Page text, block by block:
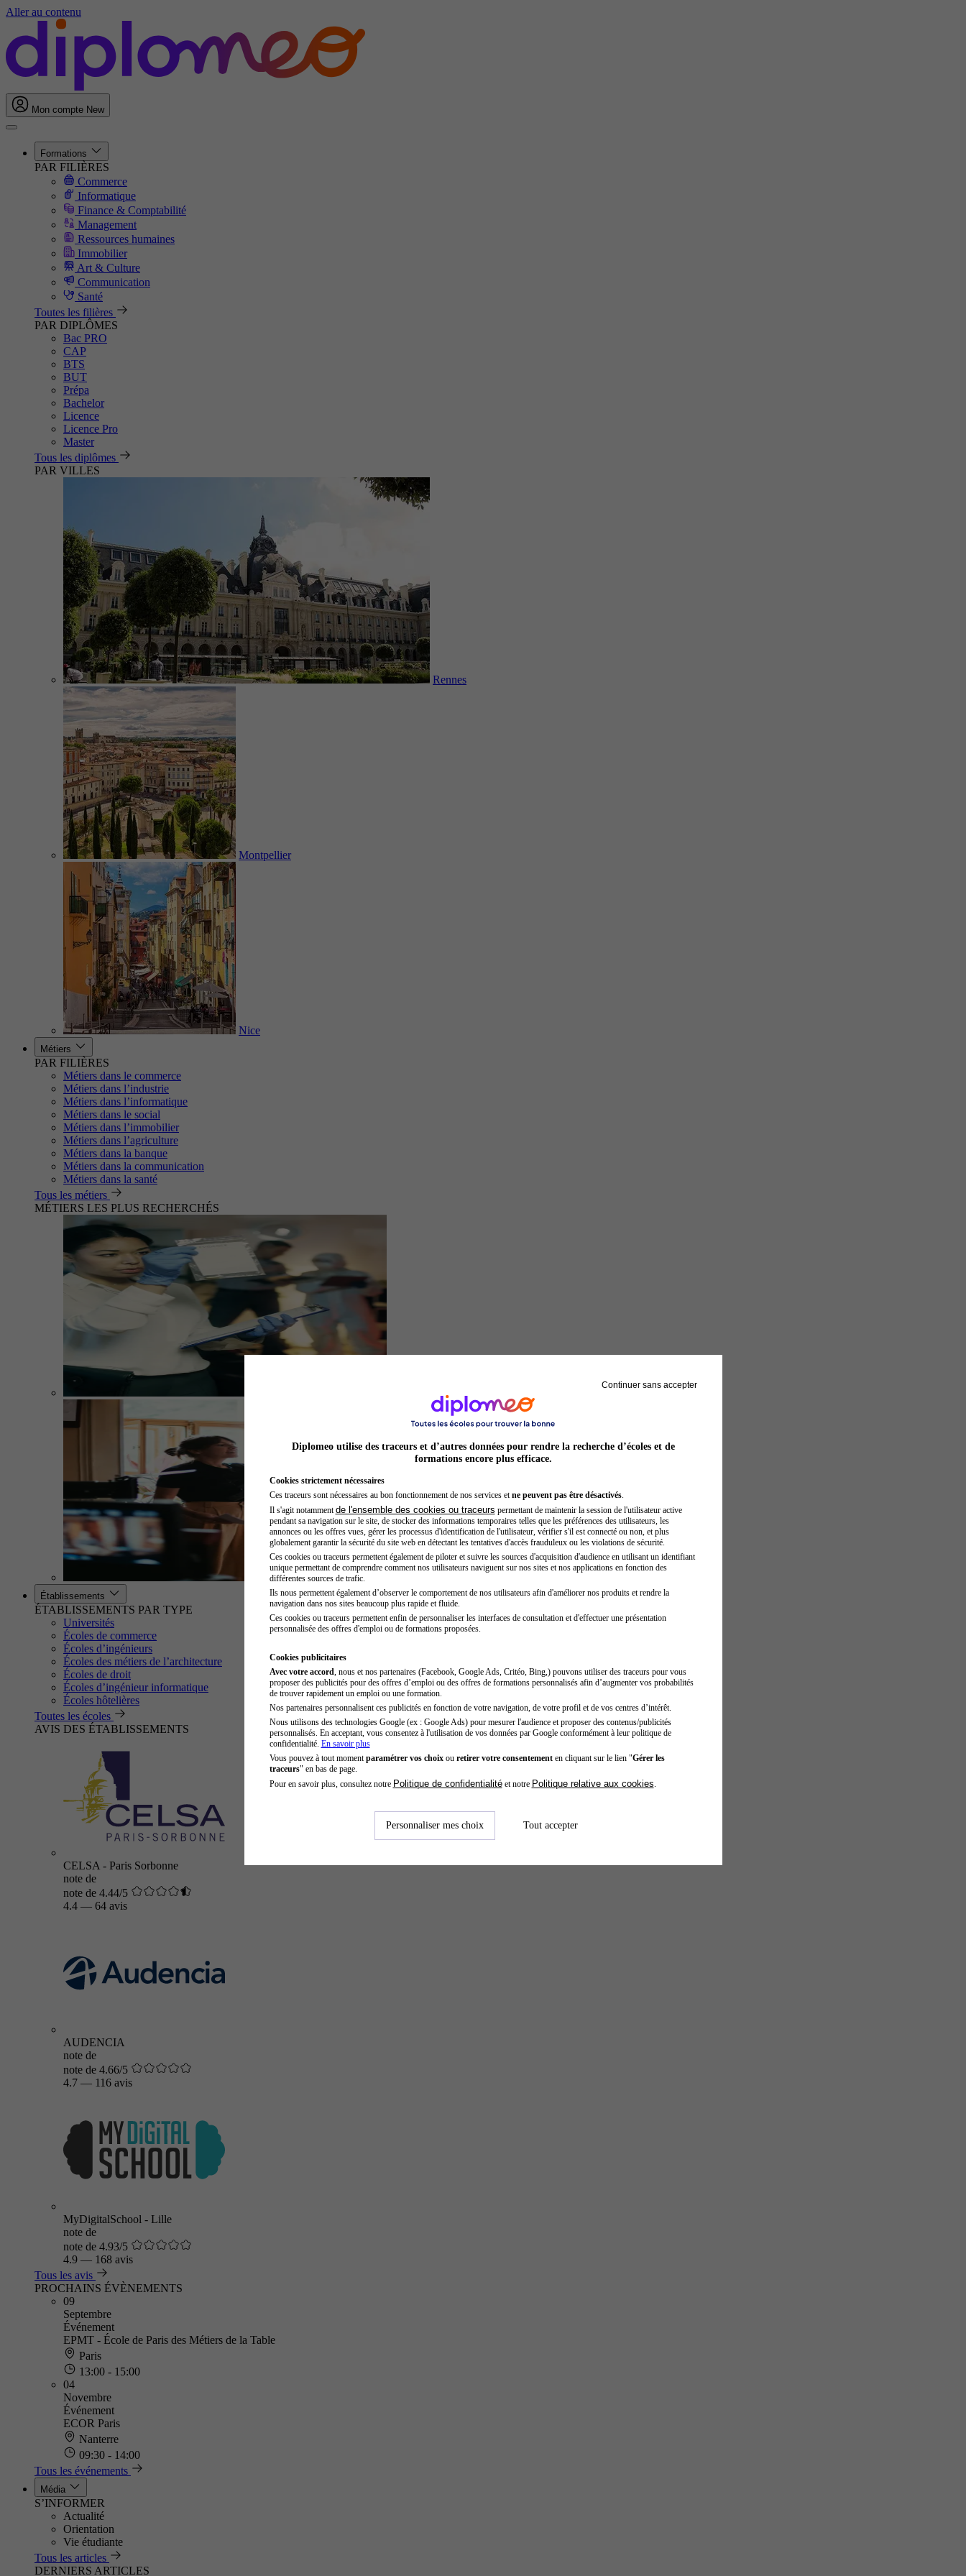
Aller au contenu
Mon compte New
Formations
PAR FILIÈRES
Commerce
Informatique
Finance & Comptabilité
Management
Ressources humaines
Immobilier
Art & Culture
Communication
Santé
Toutes les filières
PAR DIPLÔMES
Bac PRO
CAP
BTS
BUT
Prépa
Bachelor
Licence
Licence Pro
Master
Tous les diplômes
PAR VILLES
Rennes
Montpellier
Nice
Métiers
PAR FILIÈRES
Métiers dans le commerce
Métiers dans l’industrie
Métiers dans l’informatique
Métiers dans le social
Métiers dans l’immobilier
Métiers dans l’agriculture
Métiers dans la banque
Métiers dans la communication
Métiers dans la santé
Tous les métiers
MÉTIERS LES PLUS RECHERCHÉS
Inspecteur de police
Établissements
ÉTABLISSEMENTS PAR TYPE
Universités
Écoles de commerce
Écoles d’ingénieurs
Écoles des métiers de l’architecture
Écoles de droit
Écoles d’ingénieur informatique
Écoles hôtelières
Toutes les écoles
AVIS DES ÉTABLISSEMENTS
CELSA - Paris Sorbonne
note de
note de 4.44/5
4.4 — 64 avis
AUDENCIA
note de
note de 4.66/5
4.7 — 116 avis
MyDigitalSchool - Lille
note de
note de 4.93/5
4.9 — 168 avis
Tous les avis
PROCHAINS ÉVÈNEMENTS
09
Septembre
Événement
EPMT - École de Paris des Métiers de la Table
Paris
13:00 - 15:00
04
Novembre
Événement
ECOR Paris
Nanterre
09:30 - 14:00
Tous les événements
Média
S’INFORMER
Actualité
Orientation
Vie étudiante
Tous les articles
DERNIERS ARTICLES
Continuer sans accepter
Diplomeo utilise des traceurs et d’autres données pour rendre la recherche d’écoles et de
formations encore plus efficace.
Cookies strictement nécessaires
Ces traceurs sont nécessaires au bon fonctionnement de nos services et ne peuvent pas être désactivés.
Il s'agit notamment de l'ensemble des cookies ou traceurs permettant de maintenir la session de l'utilisateur active
pendant sa navigation sur le site, de stocker des informations temporaires telles que les préférences des utilisateurs, les
annonces ou les offres vues, gérer les processus d'identification de l'utilisateur, vérifier s'il est connecté ou non, et plus
globalement garantir la sécurité du site web en détectant les tentatives d'accès frauduleux ou les violations de sécurité.
Ces cookies ou traceurs permettent également de piloter et suivre les sources d'acquisition d'audience en utilisant un identifiant
unique permettant de comprendre comment nos utilisateurs naviguent sur nos sites et nos applications en fonction des
différentes sources de trafic.
Ils nous permettent également d’observer le comportement de nos utilisateurs afin d'améliorer nos produits et rendre la
navigation dans nos sites beaucoup plus rapide et fluide.
Ces cookies ou traceurs permettent enfin de personnaliser les interfaces de consultation et d'effectuer une présentation
personnalisée des offres d'emploi ou de formations proposées.
Cookies publicitaires
Avec votre accord , nous et nos partenaires (Facebook, Google Ads, Critéo, Bing,) pouvons utiliser des traceurs pour vous
proposer des publicités pour des offres d’emploi ou des offres de formations personnalisés afin d’augmenter vos probabilités
de trouver rapidement un emploi ou une formation.
Nos partenaires personnalisent ces publicités en fonction de votre navigation, de votre profil et de vos centres d’intérêt.
Nous utilisons des technologies Google (ex : Google Ads) pour mesurer l'audience et proposer des contenus/publicités
personnalisés. En acceptant, vous consentez à l'utilisation de vos données par Google conformément à leur politique de
confidentialité. En savoir plus
Vous pouvez à tout moment paramétrer vos choixou retirer votre consentementen cliquant sur le lien "Gérer les
traceurs" en bas de page.
Pour en savoir plus, consultez notre Politique de confidentialitéet notre Politique relative aux cookies
Personnaliser mes choix Tout accepter